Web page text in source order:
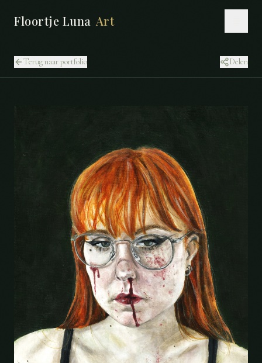
Floortje Luna Art
Terug naar portfolio Delen